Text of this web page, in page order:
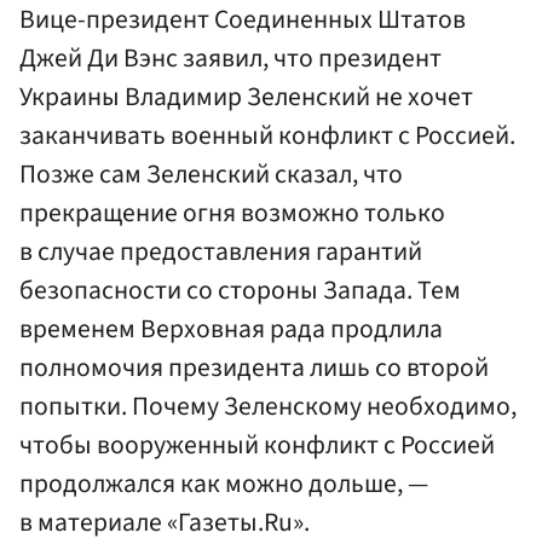
Вице-президент Соединенных Штатов
Джей Ди Вэнс заявил, что президент
Украины Владимир Зеленский не хочет
заканчивать военный конфликт с Россией.
Позже сам Зеленский сказал, что
прекращение огня возможно только
в случае предоставления гарантий
безопасности со стороны Запада. Тем
временем Верховная рада продлила
полномочия президента лишь со второй
попытки. Почему Зеленскому необходимо,
чтобы вооруженный конфликт с Россией
продолжался как можно дольше, —
в материале «Газеты.Ru».